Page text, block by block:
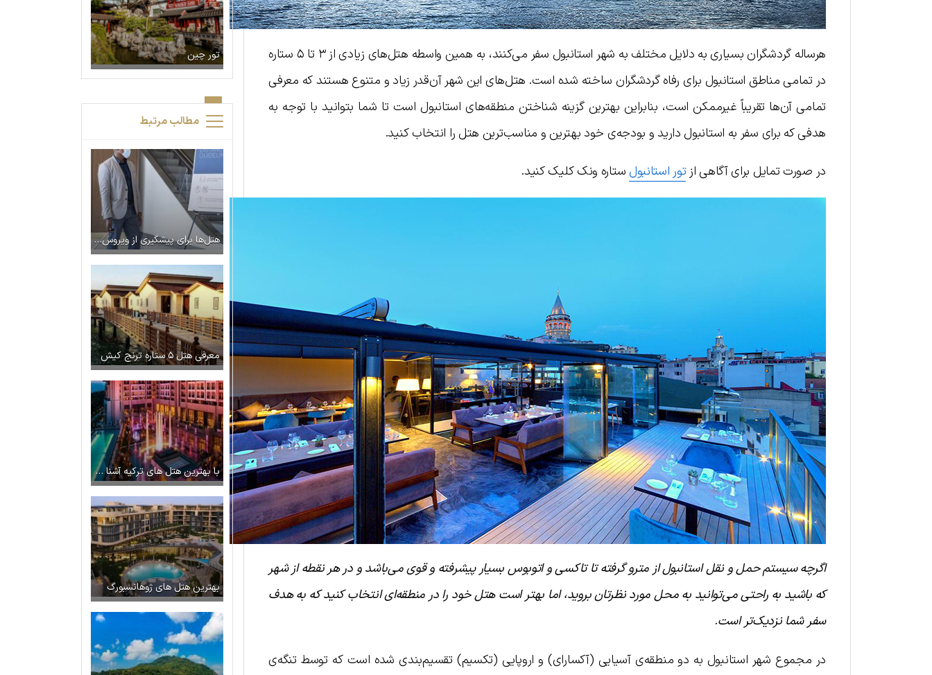
هرساله گردشگران بسیاری به دلایل مختلف به شهر استانبول سفر می‌کنند، به همین واسطه هتل‌های زیادی از ۳ تا ۵ ستاره
در تمامی مناطق استانبول برای رفاه گردشگران ساخته شده است. هتل‌های این شهر آن‌قدر زیاد و متنوع هستند که معرفی
تمامی آن‌ها تقریباً غیرممکن است، بنابراین بهترین گزینه شناختن منطقه‌های استانبول است تا شما بتوانید با توجه به
هدفی که برای سفر به استانبول دارید و بودجه‌ی خود بهترین و مناسب‌ترین هتل را انتخاب کنید.
در صورت تمایل برای آگاهی از تور استانبولستاره ونک کلیک کنید.
اگرچه سیستم حمل و نقل استانبول از مترو گرفته تا تاکسی و اتوبوس بسیار پیشرفته و قوی می‌باشد و در هر نقطه از شهر
که باشید به راحتی می‌توانید به محل مورد نظرتان بروید، اما بهتر است هتل خود را در منطقه‌ای انتخاب کنید که به هدف
سفر شما نزدیک‌تر است.
در مجموع شهر استانبول به دو منطقه‌ی آسیایی (آکسارای) و اروپایی (تکسیم) تقسیم‌بندی شده است که توسط تنگه‌ی
تور چین
مطالب مرتبط
هتل‌ها برای پیشگیری از ویروس کرونا چه اقداماتی را انجام می‌دهند؟
معرفی هتل ۵ ستاره ترنج کیش
با بهترین هتل های ترکیه آشنا شوید
بهترین هتل های ژوهانسبورگ